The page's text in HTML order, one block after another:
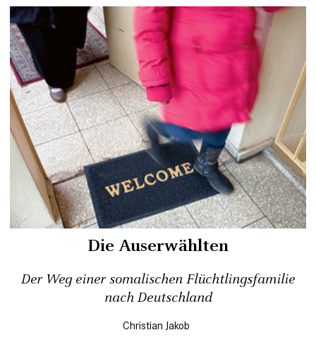
Die Auserwählten
Der Weg einer somalischen Flüchtlingsfamilie
nach Deutschland
Christian Jakob